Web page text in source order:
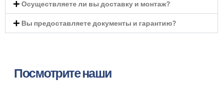
Осуществляете ли вы доставку и монтаж?
Вы предоставляете документы и гарантию?
Посмотрите наши